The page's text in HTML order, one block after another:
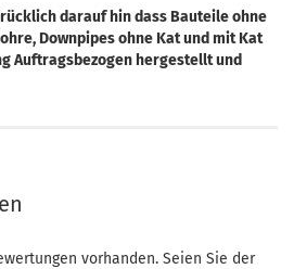
darauf hin dass Bauteile ohne
Downpipes ohne Kat und mit Kat
Auftragsbezogen hergestellt und
vorhanden. Seien Sie der